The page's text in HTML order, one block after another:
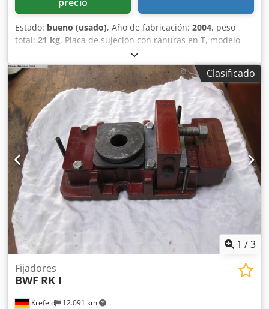
Estado: bueno (usado), Año de fabricación: 2004, peso
total: 21 kg, Placa de sujeción con ranuras en T, modelo
BWF - RK-4 Longitud: 275 mm Anchura: 180 mm Altura: 115
mm Peso: 21 kg Dodpfx Acjzcu I Todjck Atención: La
información de esta página ha sido recopilada por
nosotros con el mayor cuidado y, en la medida de lo
posible, obtenida del fabricante. La información se
proporciona de buena fe, pero no se puede garantizar su
exactitud. Por lo tanto, no constituye una declaración o
unas condiciones contractuales. Le recomendamos que
verifique todos los detalles importantes.
Clasificado
1 /3
Krefeld 12.091 km
Fijadores
BWF RK I